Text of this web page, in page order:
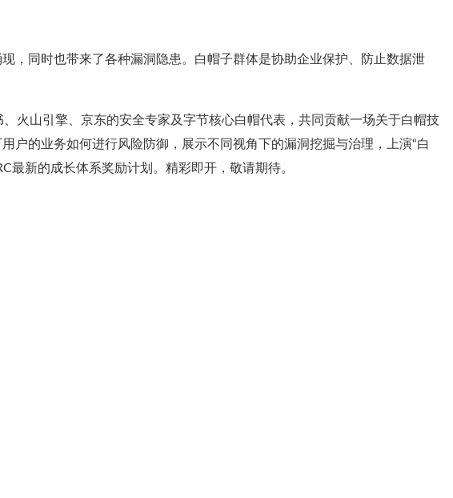
，同时也带来了各种漏洞隐患。白帽子群体是协助企业保护、防止数据泄
火山引擎、京东的安全专家及字节核心白帽代表，共同贡献一场关于白帽技
户的业务如何进行风险防御，展示不同视角下的漏洞挖掘与治理，上演“白
最新的成长体系奖励计划。精彩即开，敬请期待。